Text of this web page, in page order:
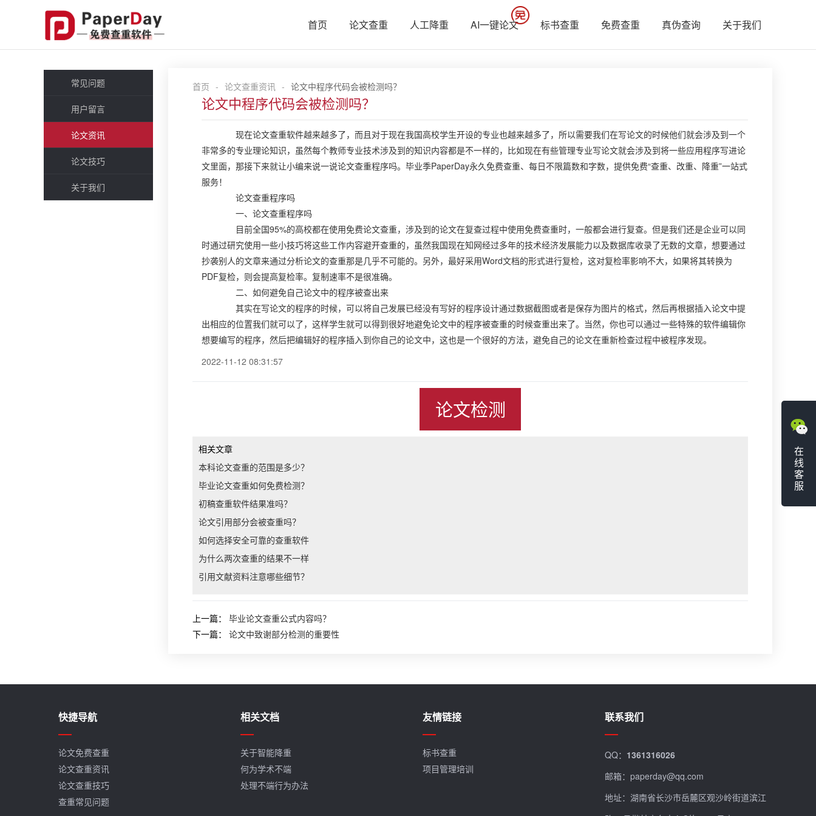
首页 论文查重 人工降重 AI一键论文 标书查重 免费查重 真伪查询 关于我们
常见问题
用户留言
论文资讯
论文技巧
关于我们
首页 - 论文查重资讯 - 论文中程序代码会被检测吗？
论文中程序代码会被检测吗？
现在论文查重软件越来越多了，而且对于现在我国高校学生开设的专业也越来越多了，所以需要我们在写论文的时候他们就会涉及到一个
非常多的专业理论知识，虽然每个教师专业技术涉及到的知识内容都是不一样的，比如现在有些管理专业写论文就会涉及到将一些应用程序写进论
文里面，那接下来就让小编来说一说论文查重程序吗。毕业季PaperDay永久免费查重、每日不限篇数和字数，提供免费“查重、改重、降重”一站式
服务！
论文查重程序吗
一、论文查重程序吗
目前全国95%的高校都在使用免费论文查重，涉及到的论文在复查过程中使用免费查重时，一般都会进行复查。但是我们还是企业可以同
时通过研究使用一些小技巧将这些工作内容避开查重的，虽然我国现在知网经过多年的技术经济发展能力以及数据库收录了无数的文章，想要通过
抄袭别人的文章来通过分析论文的查重那是几乎不可能的。另外，最好采用Word文档的形式进行复检，这对复检率影响不大，如果将其转换为
PDF复检，则会提高复检率。复制速率不是很准确。
二、如何避免自己论文中的程序被查出来
其实在写论文的程序的时候，可以将自己发展已经没有写好的程序设计通过数据截图或者是保存为图片的格式，然后再根据插入论文中提
出相应的位置我们就可以了，这样学生就可以得到很好地避免论文中的程序被查重的时候查重出来了。当然，你也可以通过一些特殊的软件编辑你
想要编写的程序，然后把编辑好的程序插入到你自己的论文中，这也是一个很好的方法，避免自己的论文在重新检查过程中被程序发现。
2022-11-12 08:31:57
论文检测
相关文章
本科论文查重的范围是多少？
毕业论文查重如何免费检测？
初稿查重软件结果准吗？
论文引用部分会被查重吗？
如何选择安全可靠的查重软件
为什么两次查重的结果不一样
引用文献资料注意哪些细节？
上一篇： 毕业论文查重公式内容吗？
下一篇： 论文中致谢部分检测的重要性
在
线
客
服
快捷导航
论文免费查重
论文查重资讯
论文查重技巧
查重常见问题
相关文档
关于智能降重
何为学术不端
处理不端行为办法
友情链接
标书查重
项目管理培训
联系我们
QQ： 1361316026
邮箱：paperday@qq.com
地址：湖南省长沙市岳麓区观沙岭街道滨江